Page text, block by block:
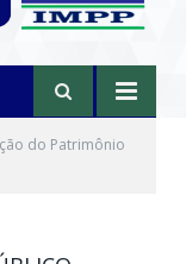
do Patrimônio